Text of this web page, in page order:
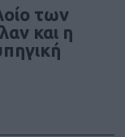
των
και η